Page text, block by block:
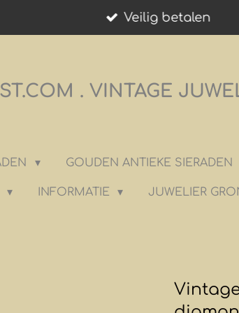
Veilig betalen
. VINTAGE
GOUDEN ANTIEKE SIERADEN
INFORMATIE JUWELIER